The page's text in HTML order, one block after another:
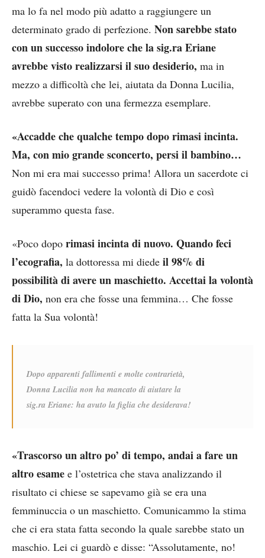
ma lo fa nel modo più adatto a raggiungere un
determinato grado di perfezione. Non sarebbe stato
con un successo indolore che la sig.ra Eriane
avrebbe visto realizzarsi il suo desiderio, ma in
mezzo a difficoltà che lei, aiutata da Donna Lucilia,
avrebbe superato con una fermezza esemplare.
«Accadde che qualche tempo dopo rimasi incinta.
Ma, con mio grande sconcerto, persi il bambino…
Non mi era mai successo prima! Allora un sacerdote ci
guidò facendoci vedere la volontà di Dio e così
superammo questa fase.
«Poco dopo rimasi incinta di nuovo. Quando feci
l’ecografia, la dottoressa mi diede il 98% di
possibilità di avere un maschietto. Accettai la volontà
di Dio, non era che fosse una femmina… Che fosse
fatta la Sua volontà!
Dopo apparenti fallimenti e molte contrarietà,
Donna Lucilia non ha mancato di aiutare la
sig.ra Eriane: ha avuto la figlia che desiderava!
«Trascorso un altro po’ di tempo, andai a fare un
altro esame e l’ostetrica che stava analizzando il
risultato ci chiese se sapevamo già se era una
femminuccia o un maschietto. Comunicammo la stima
che ci era stata fatta secondo la quale sarebbe stato un
maschio. Lei ci guardò e disse: “Assolutamente, no!